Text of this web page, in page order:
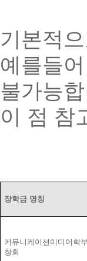
기본적
예를들
불가능
이 점 참
장학금 명칭
커뮤니케이션미디어학
창회